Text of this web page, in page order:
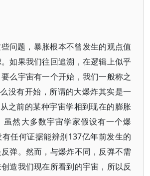
问题，暴胀根本不曾发生的观点值
如果我们往回追溯，在逻辑上似乎
么宇宙有一个开始，我们一般称之
没有开始，所谓的大爆炸其实是一
之前的某种宇宙学相到现在的膨胀
虽然大多数宇宙学家假设有一个爆
任何证据能辨别137亿年前发生的
弹。然而，与爆炸不同，反弹不需
造我们现在所看到的宇宙，所以反